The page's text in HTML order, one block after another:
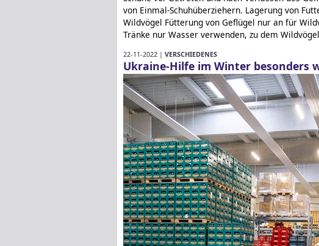
von Einmal-Schuhüberziehern. Lagerung von
Wildvögel Fütterung von Geflügel nur an für
Tränke nur Wasser verwenden, zu dem
22-11-2022 | VERSCHIEDENES
Ukraine-Hilfe im Winter besonders